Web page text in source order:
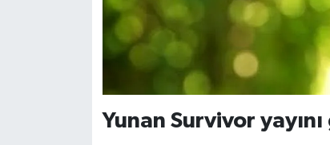
Yunan Survivor